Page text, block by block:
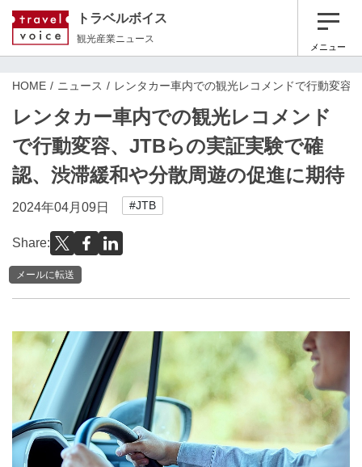
トラベルボイス
観光産業ニュース
メニュー
HOME ニュース レンタカー車内での観光レコメンドで行動変容
レンタカー車内での観光レコメンド
で行動変容、JTBらの実証実験で確
認、渋滞緩和や分散周遊の促進に期待
2024年04月09日 #JTB
Share:
メールに転送